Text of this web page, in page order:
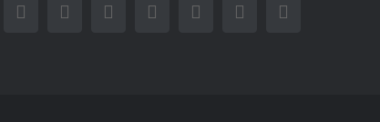
RedditLinkedInWhatsAppTumblrPinterest
Vk Email